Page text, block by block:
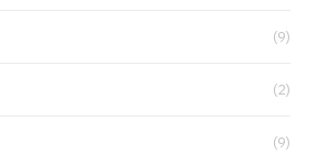
(9)
(2)
(9)